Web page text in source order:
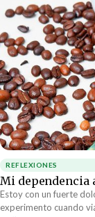
REFLEXIONES
Mi dependencia
Estoy con un fuerte
experimento cuando